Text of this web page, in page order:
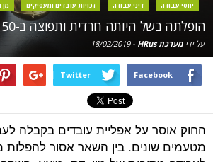
יחסי עבודה דיני עבודה זכויות עובדים ומעסיקים מן
הופלתה בשל היותה חרדית ותפוצה ב-50 אלף שקלים
על ידי מערכת HRus -
18/02/2019
Facebook
Twitter
החוק אוסר על אפליית עובדים בקבלה
מטעמים שונים. בין השאר אסור להפלות